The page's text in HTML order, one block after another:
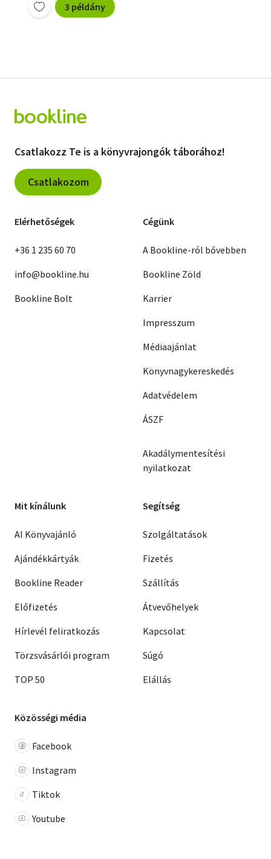
3 példány
Csatlakozz Te is a könyvrajongók táborához!
Csatlakozom
Elérhetőségek
+36 1 235 60 70
info@bookline.hu
Bookline Bolt
Cégünk
A Bookline-ról bővebben
Bookline Zöld
Karrier
Impresszum
Médiaajánlat
Könyvnagykereskedés
Adatvédelem
ÁSZF
Akadálymentesítési
nyilatkozat
Mit kínálunk
AI Könyvajánló
Ajándékkártyák
Bookline Reader
Előfizetés
Hírlevél feliratkozás
Törzsvásárlói program
TOP 50
Segítség
Szolgáltatások
Fizetés
Szállítás
Átvevőhelyek
Kapcsolat
Súgó
Elállás
Közösségi média
Facebook
Instagram
Tiktok
Youtube